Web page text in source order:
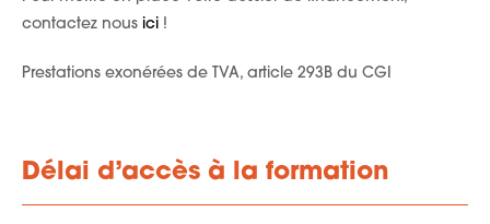
contactez nous ici !
Prestations exonérées de TVA, article 293B du CGI
Délai d’accès à la formation